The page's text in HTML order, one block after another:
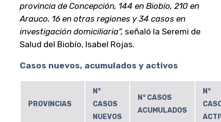
provincia de Concepción, 144 en Biobío, 210 en
Arauco, 16 en otras regiones y 34 casos en
investigación domiciliaria”, señaló la Seremi de
Salud del Biobío, Isabel Rojas.
Casos nuevos, acumulados y activos
PROVINCIAS
N°
CASOS
NUEVOS
N° CASOS
ACUMULADOS
N°